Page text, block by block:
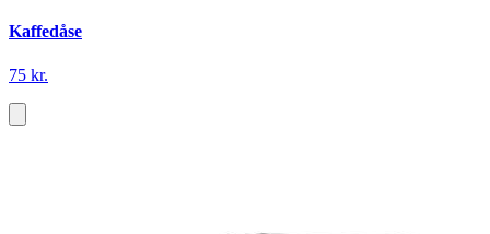
Kaffedåse
75 kr.